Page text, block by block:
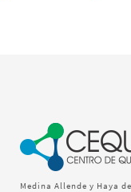
Medina Allende y Haya